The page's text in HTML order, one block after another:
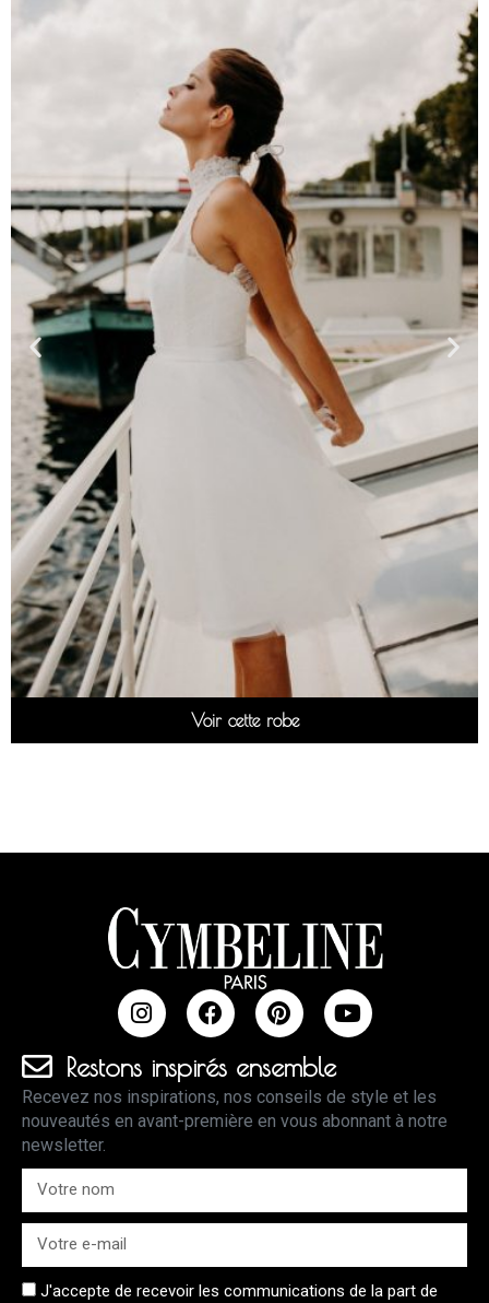
Voir cette robe
Restons inspirés ensemble
Recevez nos inspirations, nos conseils de style et les
nouveautés en avant-première en vous abonnant à notre
newsletter.
J'accepte de recevoir les communications de la part de